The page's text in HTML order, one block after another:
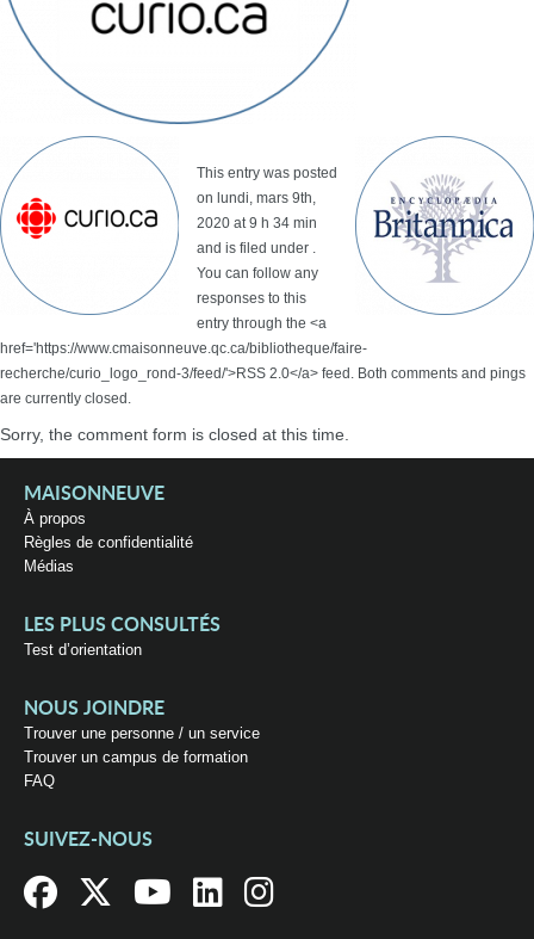
This entry was posted
on lundi, mars 9th,
2020 at 9 h 34 min
and is filed under .
You can follow any
responses to this
entry through the <a
href='https://www.cmaisonneuve.qc.ca/bibliotheque/faire-
recherche/curio_logo_rond-3/feed/'>RSS 2.0</a> feed. Both comments and pings
are currently closed.
Sorry, the comment form is closed at this time.
MAISONNEUVE
À propos
Règles de confidentialité
Médias
LES PLUS CONSULTÉS
Test d’orientation
NOUS JOINDRE
Trouver une personne / un service
Trouver un campus de formation
FAQ
SUIVEZ-NOUS